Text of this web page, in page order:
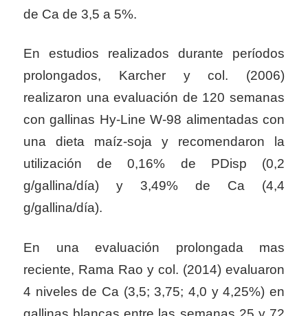
de Ca de 3,5 a 5%.
En estudios realizados durante períodos
prolongados, Karcher y col. (2006)
realizaron una evaluación de 120 semanas
con gallinas Hy-Line W-98 alimentadas con
una dieta maíz-soja y recomendaron la
utilización de 0,16% de PDisp (0,2
g/gallina/día) y 3,49% de Ca (4,4
g/gallina/día).
En una evaluación prolongada mas
reciente, Rama Rao y col. (2014) evaluaron
4 niveles de Ca (3,5; 3,75; 4,0 y 4,25%) en